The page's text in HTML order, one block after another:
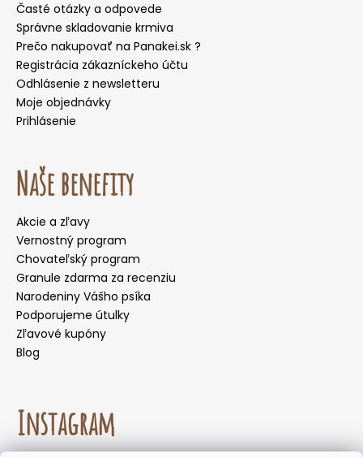
Časté otázky a odpovede
Správne skladovanie krmiva
Prečo nakupovať na Panakei.sk ?
Registrácia zákazníckeho účtu
Odhlásenie z newsletteru
Moje objednávky
Prihlásenie
Naše benefity
Akcie a zľavy
Vernostný program
Chovateľský program
Granule zdarma za recenziu
Narodeniny Vášho psíka
Podporujeme útulky
Zľavové kupóny
Blog
Instagram